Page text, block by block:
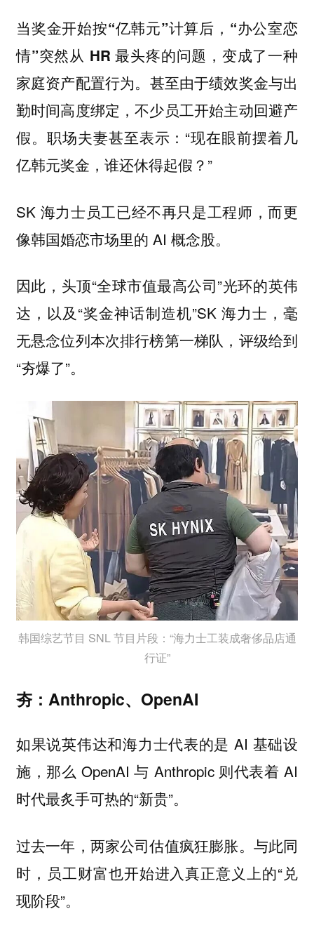
当奖金开始按“亿韩元”计算后，“办公室恋
情”突然从 HR 最头疼的问题，变成了一种
家庭资产配置行为。 甚至由于绩效奖金与出
勤时间高度绑定，不少员工开始主动回避产
假。职场夫妻甚至表示：“现在眼前摆着几
亿韩元奖金，谁还休得起假？”
SK 海力士员工已经不再只是工程师，而更
像韩国婚恋市场里的 AI 概念股。
因此，头顶“全球市值最高公司”光环的英伟
达，以及“奖金神话制造机”SK 海力士，毫
无悬念位列本次排行榜第一梯队，评级给到
“夯爆了”。
韩国综艺节目 SNL 节目片段：“海力士工装成奢侈品店通
行证”
夯：Anthropic、OpenAI
如果说英伟达和海力士代表的是 AI 基础设
施，那么 OpenAI 与 Anthropic 则代表着 AI
时代最炙手可热的“新贵”。
过去一年，两家公司估值疯狂膨胀。与此同
时，员工财富也开始进入真正意义上的“兑
现阶段”。